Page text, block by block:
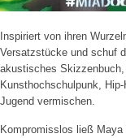
Inspiriert von ihren
Versatzstücke und schuf
akustisches
Kunsthochschulpunk,
Jugend vermischen.
Kompromisslos ließ